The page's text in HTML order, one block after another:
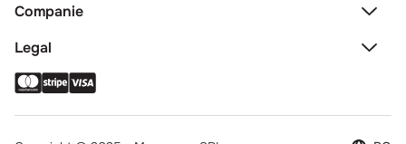
Companie
Legal